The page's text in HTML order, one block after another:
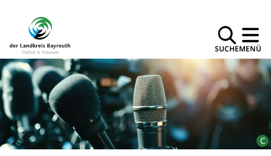
SUCHEMENÜ